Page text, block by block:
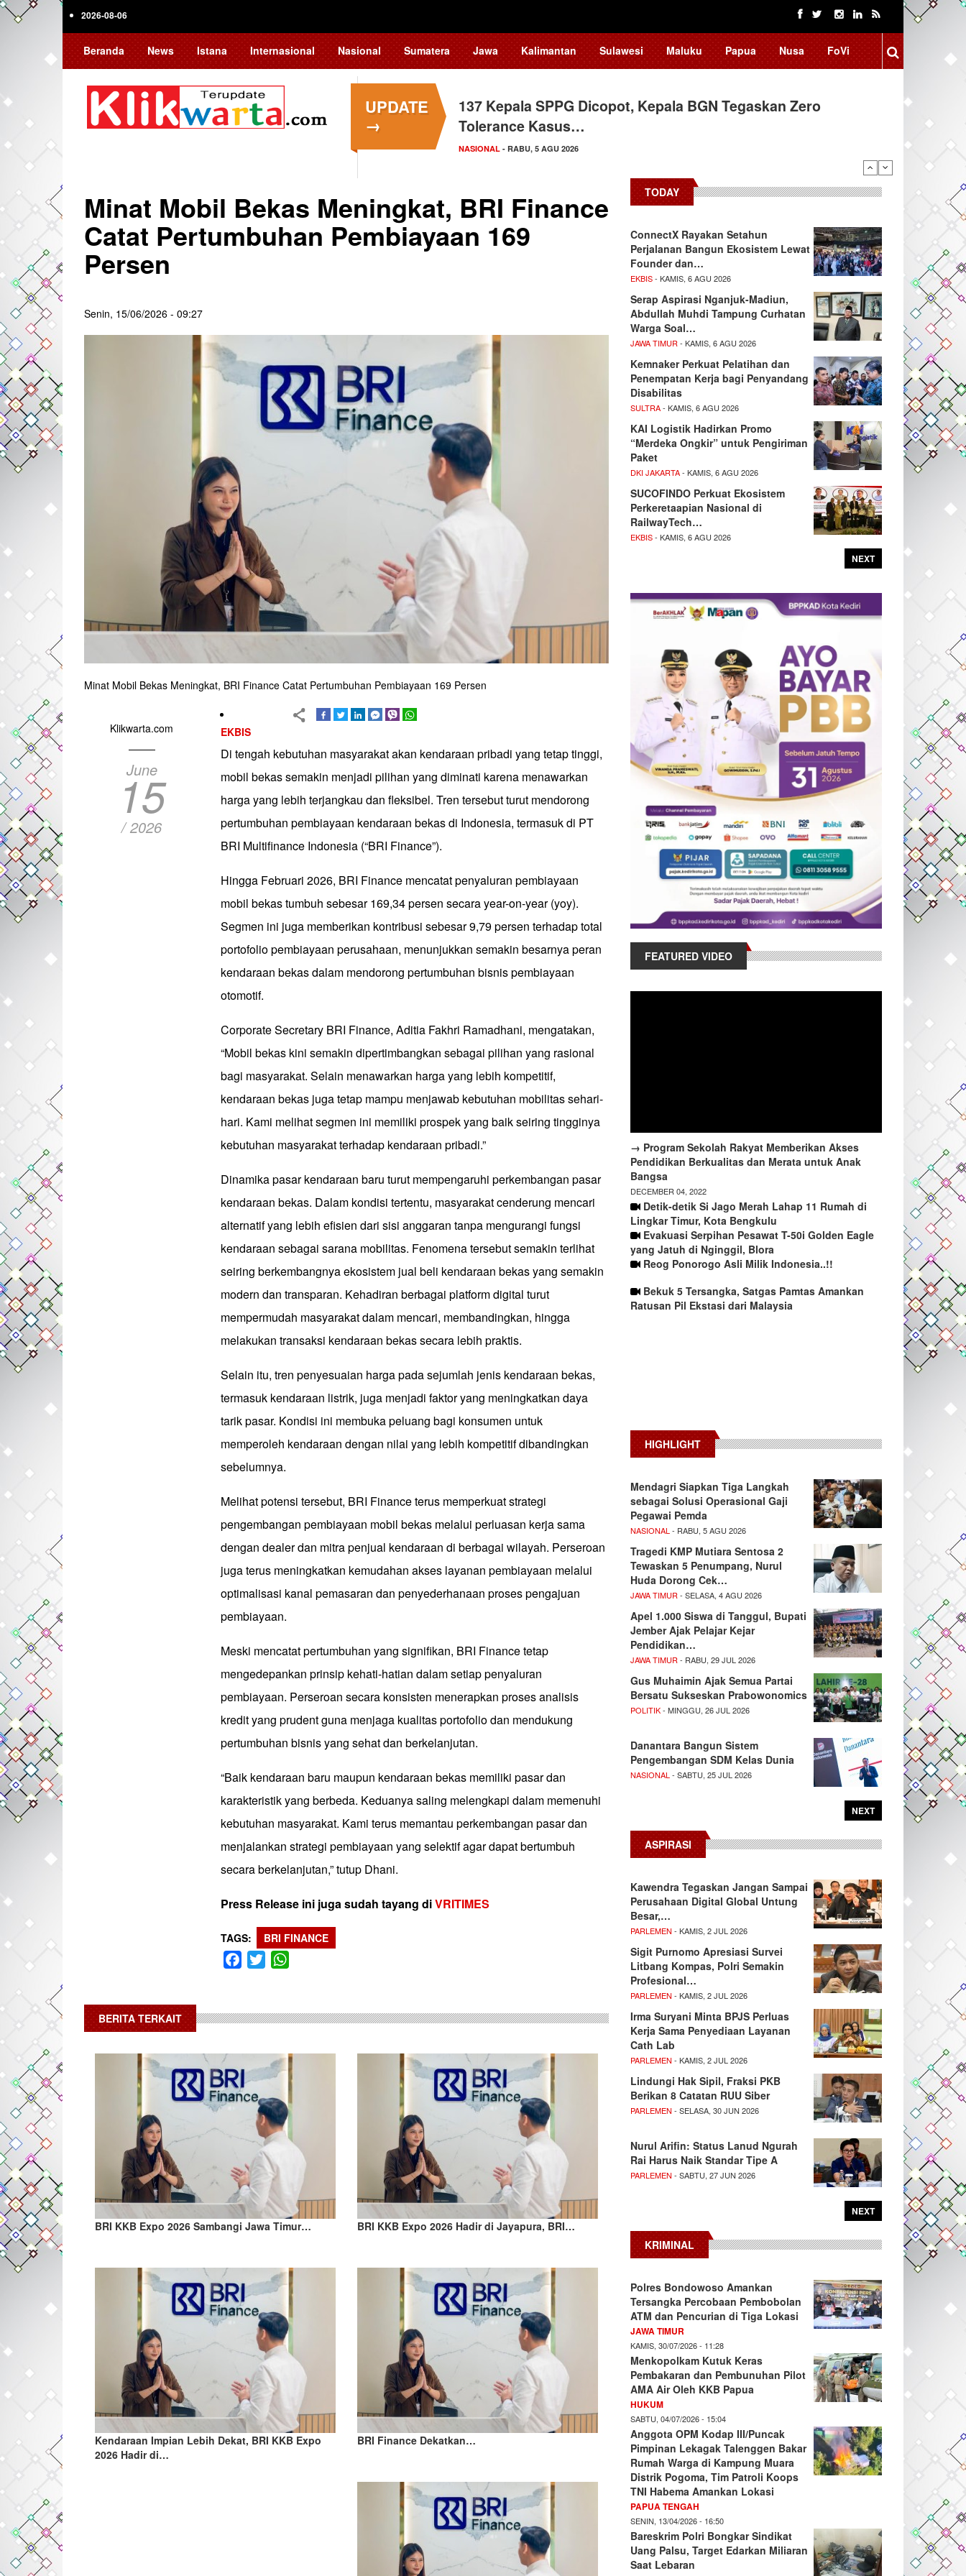
Skip
2026-08-06
Beranda News Istana Internasional Nasional Sumatera Jawa Kalimantan Sulawesi Maluku Papua Nusa FoVi
UPDATE
→
137 Kepala SPPG Dicopot, Kepala BGN Tegaskan Zero
Tolerance Kasus…
NASIONAL - RABU, 5 AGU 2026
Siswa Sekolah Rakyat Makassar Raih Prestasi Akademik
Tingkat Nasional
SULAWESI SELATAN- SELASA, 4 AGU 2026
Minat Mobil Bekas Meningkat, BRI Finance
Catat Pertumbuhan Pembiayaan 169
Persen
Senin, 15/06/2026 - 09:27
Minat Mobil Bekas Meningkat, BRI Finance Catat Pertumbuhan Pembiayaan 169 Persen
Klikwarta.com
June
15
/ 2026
EKBIS
Di tengah kebutuhan masyarakat akan kendaraan pribadi yang tetap tinggi,
mobil bekas semakin menjadi pilihan yang diminati karena menawarkan
harga yang lebih terjangkau dan fleksibel. Tren tersebut turut mendorong
pertumbuhan pembiayaan kendaraan bekas di Indonesia, termasuk di PT
BRI Multifinance Indonesia (“BRI Finance”).
Hingga Februari 2026, BRI Finance mencatat penyaluran pembiayaan
mobil bekas tumbuh sebesar 169,34 persen secara year-on-year (yoy).
Segmen ini juga memberikan kontribusi sebesar 9,79 persen terhadap total
portofolio pembiayaan perusahaan, menunjukkan semakin besarnya peran
kendaraan bekas dalam mendorong pertumbuhan bisnis pembiayaan
otomotif.
Corporate Secretary BRI Finance, Aditia Fakhri Ramadhani, mengatakan,
“Mobil bekas kini semakin dipertimbangkan sebagai pilihan yang rasional
bagi masyarakat. Selain menawarkan harga yang lebih kompetitif,
kendaraan bekas juga tetap mampu menjawab kebutuhan mobilitas sehari-
hari. Kami melihat segmen ini memiliki prospek yang baik seiring tingginya
kebutuhan masyarakat terhadap kendaraan pribadi.”
Dinamika pasar kendaraan baru turut mempengaruhi perkembangan pasar
kendaraan bekas. Dalam kondisi tertentu, masyarakat cenderung mencari
alternatif yang lebih efisien dari sisi anggaran tanpa mengurangi fungsi
kendaraan sebagai sarana mobilitas. Fenomena tersebut semakin terlihat
seiring berkembangnya ekosistem jual beli kendaraan bekas yang semakin
modern dan transparan. Kehadiran berbagai platform digital turut
mempermudah masyarakat dalam mencari, membandingkan, hingga
melakukan transaksi kendaraan bekas secara lebih praktis.
Selain itu, tren penyesuaian harga pada sejumlah jenis kendaraan bekas,
termasuk kendaraan listrik, juga menjadi faktor yang meningkatkan daya
tarik pasar. Kondisi ini membuka peluang bagi konsumen untuk
memperoleh kendaraan dengan nilai yang lebih kompetitif dibandingkan
sebelumnya.
Melihat potensi tersebut, BRI Finance terus memperkuat strategi
pengembangan pembiayaan mobil bekas melalui perluasan kerja sama
dengan dealer dan mitra penjual kendaraan di berbagai wilayah. Perseroan
juga terus meningkatkan kemudahan akses layanan pembiayaan melalui
optimalisasi kanal pemasaran dan penyederhanaan proses pengajuan
pembiayaan.
Meski mencatat pertumbuhan yang signifikan, BRI Finance tetap
mengedepankan prinsip kehati-hatian dalam setiap penyaluran
pembiayaan. Perseroan secara konsisten menerapkan proses analisis
kredit yang prudent guna menjaga kualitas portofolio dan mendukung
pertumbuhan bisnis yang sehat dan berkelanjutan.
“Baik kendaraan baru maupun kendaraan bekas memiliki pasar dan
karakteristik yang berbeda. Keduanya saling melengkapi dalam memenuhi
kebutuhan masyarakat. Kami terus memantau perkembangan pasar dan
menjalankan strategi pembiayaan yang selektif agar dapat bertumbuh
secara berkelanjutan,” tutup Dhani.
Press Release ini juga sudah tayang diVRITIMES
TAGS BRI FINANCE
Facebook
Twitter
BERITA TERKAIT
BRI KKB Expo 2026 Sambangi Jawa Timur… BRI KKB Expo 2026 Hadir di Jayapura, BRI…
Kendaraan Impian Lebih Dekat, BRI KKB Expo
2026 Hadir di…
BRI Finance Dekatkan…
TODAY
ConnectX Rayakan Setahun
Perjalanan Bangun Ekosistem Lewat
Founder dan…
EKBIS- KAMIS, 6 AGU 2026
Serap Aspirasi Nganjuk-Madiun,
Abdullah Muhdi Tampung Curhatan
Warga Soal…
JAWA TIMUR - KAMIS, 6 AGU 2026
Kemnaker Perkuat Pelatihan dan
Penempatan Kerja bagi Penyandang
Disabilitas
SULTRA- KAMIS, 6 AGU 2026
KAI Logistik Hadirkan Promo
“Merdeka Ongkir” untuk Pengiriman
Paket
DKI JAKARTA- KAMIS, 6 AGU 2026
SUCOFINDO Perkuat Ekosistem
Perkeretaapian Nasional di
RailwayTech…
EKBIS- KAMIS, 6 AGU 2026
NEXT
FEATURED VIDEO
→ Program Sekolah Rakyat Memberikan Akses
Pendidikan Berkualitas dan Merata untuk Anak
Bangsa
DECEMBER 04, 2022
Detik-detik Si Jago Merah Lahap 11 Rumah di
Lingkar Timur, Kota Bengkulu
Evakuasi Serpihan Pesawat T-50i Golden Eagle
yang Jatuh di Nginggil, Blora
Reog Ponorogo Asli Milik Indonesia..!!
Bekuk 5 Tersangka, Satgas Pamtas Amankan
Ratusan Pil Ekstasi dari Malaysia
HIGHLIGHT
Mendagri Siapkan Tiga Langkah
sebagai Solusi Operasional Gaji
Pegawai Pemda
NASIONAL - RABU, 5 AGU 2026
Tragedi KMP Mutiara Sentosa 2
Tewaskan 5 Penumpang, Nurul
Huda Dorong Cek…
JAWA TIMUR - SELASA, 4 AGU 2026
Apel 1.000 Siswa di Tanggul, Bupati
Jember Ajak Pelajar Kejar
Pendidikan…
JAWA TIMUR - RABU, 29 JUL 2026
Gus Muhaimin Ajak Semua Partai
Bersatu Sukseskan Prabowonomics
POLITIK- MINGGU, 26 JUL 2026
Danantara Bangun Sistem
Pengembangan SDM Kelas Dunia
NASIONAL - SABTU, 25 JUL 2026
NEXT
ASPIRASI
Kawendra Tegaskan Jangan Sampai
Perusahaan Digital Global Untung
Besar,…
PARLEMEN - KAMIS, 2 JUL 2026
Sigit Purnomo Apresiasi Survei
Litbang Kompas, Polri Semakin
Profesional…
PARLEMEN - KAMIS, 2 JUL 2026
Irma Suryani Minta BPJS Perluas
Kerja Sama Penyediaan Layanan
Cath Lab
PARLEMEN - KAMIS, 2 JUL 2026
Lindungi Hak Sipil, Fraksi PKB
Berikan 8 Catatan RUU Siber
PARLEMEN - SELASA, 30 JUN 2026
Nurul Arifin: Status Lanud Ngurah
Rai Harus Naik Standar Tipe A
PARLEMEN - SABTU, 27 JUN 2026
NEXT
KRIMINAL
Polres Bondowoso Amankan
Tersangka Percobaan Pembobolan
ATM dan Pencurian di Tiga Lokasi
JAWA TIMUR
KAMIS, 30/07/2026 - 11:28
Menkopolkam Kutuk Keras
Pembakaran dan Pembunuhan Pilot
AMA Air Oleh KKB Papua
HUKUM
SABTU, 04/07/2026 - 15:04
Anggota OPM Kodap III/Puncak
Pimpinan Lekagak Talenggen Bakar
Rumah Warga di Kampung Muara
Distrik Pogoma, Tim Patroli Koops
TNI Habema Amankan Lokasi
PAPUA TENGAH
SENIN, 13/04/2026 - 16:50
Bareskrim Polri Bongkar Sindikat
Uang Palsu, Target Edarkan Miliaran
Saat Lebaran